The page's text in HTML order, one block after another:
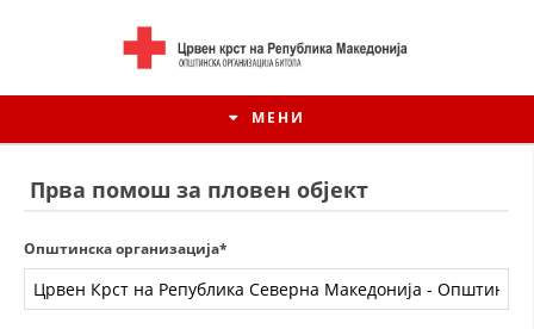
МЕНИ
Прва помош за пловен објект
Општинска организација*